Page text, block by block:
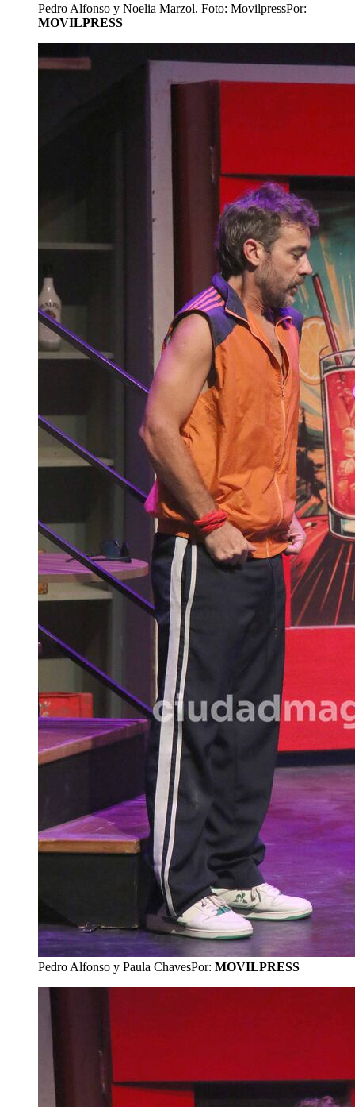
Pedro Alfonso y Noelia Marzol. Foto: MovilpressPor:
MOVILPRESS
Pedro Alfonso y Paula ChavesPor: MOVILPRESS